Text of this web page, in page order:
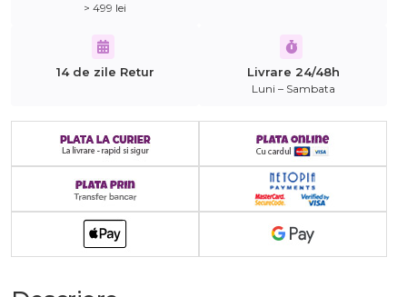
> 499 lei
14 de zile Retur Livrare 24/48h
Luni – Sambata